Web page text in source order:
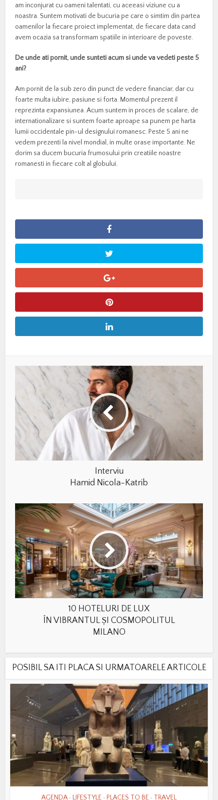
am inconjurat cu oameni talentati, cu aceeasi viziune cu a
noastra. Suntem motivati de bucuria pe care o simtim din partea
oamenilor la fiecare proiect implementat, de fiecare data cand
avem ocazia sa transformam spatiile in interioare de poveste.
De unde ati pornit, unde sunteti acum si unde va vedeti peste 5
ani?
Am pornit de la sub zero din punct de vedere financiar, dar cu
foarte multa iubire, pasiune si forta. Momentul prezent il
reprezinta expansiunea. Acum suntem in proces de scalare, de
internationalizare si suntem foarte aproape sa punem pe harta
lumii occidentale pin-ul designului romanesc. Peste 5 ani ne
vedem prezenti la nivel mondial, in multe orase importante. Ne
dorim sa ducem bucuria frumosului prin creatiile noastre
romanesti in fiecare colt al globului.
Interviu
Hamid Nicola-Katrib
10 HOTELURI DE LUX
ÎN VIBRANTUL ȘI COSMOPOLITUL
MILANO
POSIBIL SA ITI PLACA SI URMATOARELE ARTICOLE
AGENDA • LIFESTYLE • PLACES TO BE • TRAVEL